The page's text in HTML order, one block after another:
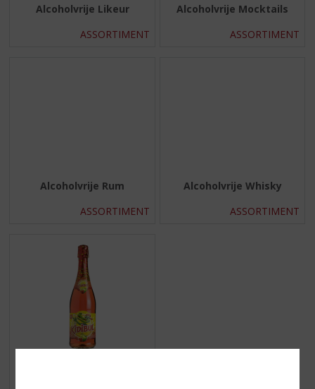
Alcoholvrije Likeur
ASSORTIMENT
Alcoholvrije Mocktails
ASSORTIMENT
Alcoholvrije Rum
ASSORTIMENT
Alcoholvrije Whisky
ASSORTIMENT